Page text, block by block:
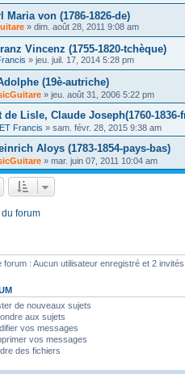
Maria von (1786-1826-de)
» dim. août 28, 2011 9:08 am
Vincenz (1755-1820-tchèque)
» jeu. juil. 17, 2014 5:28 pm
(19è-autriche)
» jeu. août 31, 2006 5:22 pm
de Lisle, Claude Joseph(1760-1836-
Francis » sam. févr. 28, 2015 9:38 am
Aloys (1783-1854-pays-bas)
» mar. juin 07, 2011 10:04 am
du forum
: Aucun utilisateur enregistré et 2 invités
de nouveaux sujets
aux sujets
vos messages
vos messages
des fichiers